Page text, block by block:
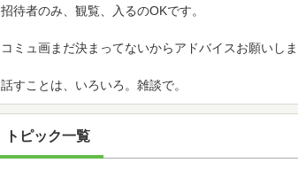
招待者のみ、観覧、入るのOKです。
コミュ画まだ決まってないからアドバイスお願いし
話すことは、いろいろ。雑談で。
トピック一覧